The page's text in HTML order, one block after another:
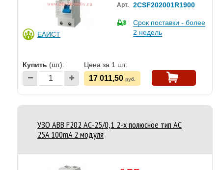
ЕАИСТ
Арт. 2CSF202001R1900
Срок поставки - более
2 недель
Купить (шт): Цена за 1 шт:
17 011,50 руб.
УЗО ABB F202 AC-25/0,1 2-х полюсное тип AC
25A 100mA 2 модуля